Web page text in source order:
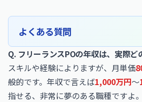
よくある質問
Q. フリーランスPOの年収は、実際ど
スキルや経験によりますが、月単価
般的です。年収で言えば1,000万円〜
指せる、非常に夢のある職種ですよ。